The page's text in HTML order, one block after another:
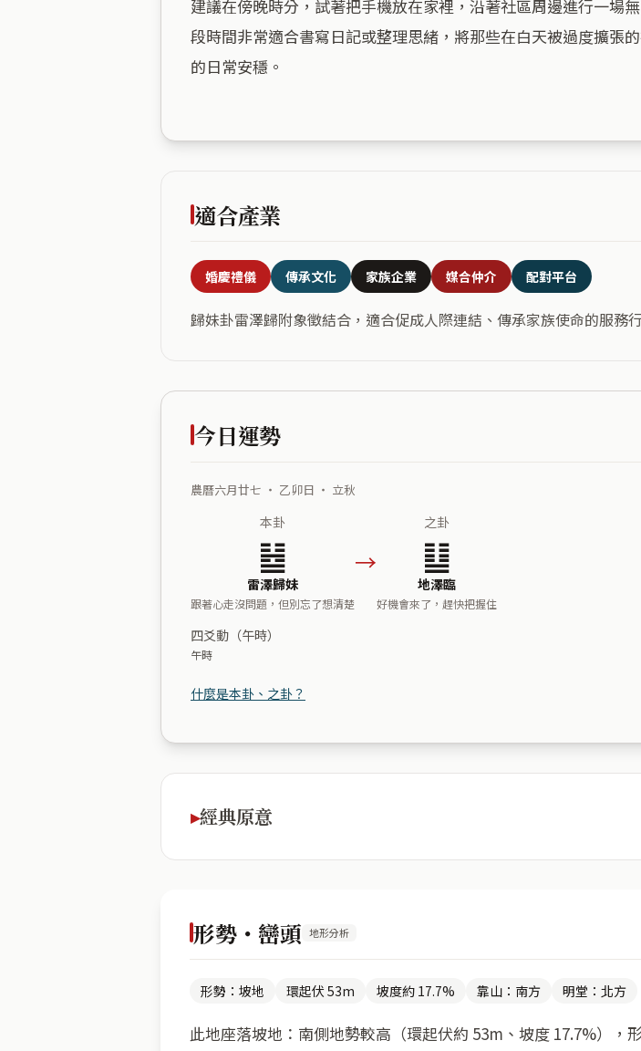
建議在傍晚時分，試著把手機放在家裡，沿著社區周邊進行一場
段時間非常適合書寫日記或整理思緒，將那些在白天被過度擴張
的日常安穩。
適合產業
婚慶禮儀 傳承文化 家族企業 媒合仲介 配對平台
歸妹卦雷澤歸附象徵結合，適合促成人際連結、傳承家族使命的服務
今日運勢
農曆六月廿七 ・ 乙卯日 ・ 立秋
本卦
䷵
雷澤歸妹
跟著心走沒問題，但別忘了想清楚
→
之卦
䷒
地澤臨
好機會來了，趕快把握住
四爻動（午時）
午時
什麼是本卦、之卦？
經典原意
形勢・巒頭 地形分析
形勢：坡地 環起伏 53m 坡度約 17.7% 靠山：南方 明堂：北方
此地座落坡地：南側地勢較高（環起伏約 53m、坡度 17.7%）